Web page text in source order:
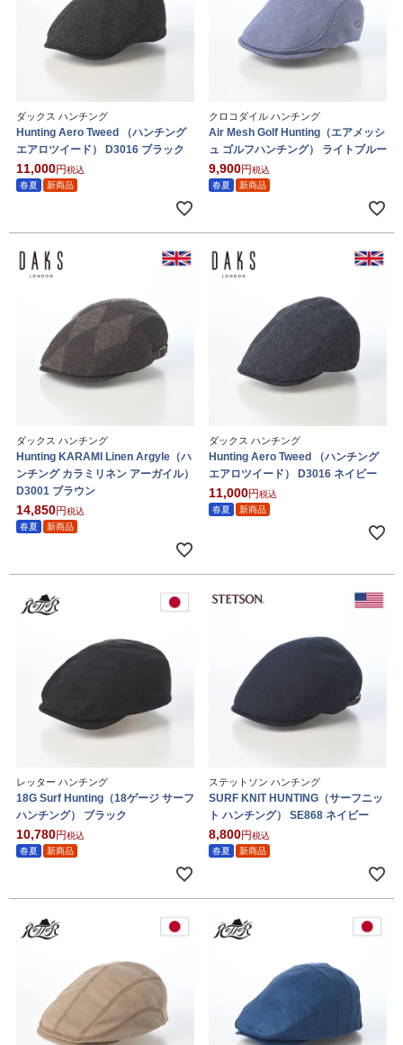
ダックス ハンチング
Hunting Aero Tweed （ハンチング
エアロツイード） D3016 ブラック
11,000
税込
春夏
新商品
クロコダイル ハンチング
Air Mesh Golf Hunting（エアメッシ
ュ ゴルフハンチング） ライトブルー
9,900
税込
春夏
新商品
ダックス ハンチング
Hunting KARAMI Linen Argyle（ハ
ンチング カラミリネン アーガイル）
D3001 ブラウン
14,850
税込
春夏
新商品
ダックス ハンチング
Hunting Aero Tweed （ハンチング
エアロツイード） D3016 ネイビー
11,000
税込
春夏
新商品
レッター ハンチング
18G Surf Hunting（18ゲージ サーフ
ハンチング） ブラック
10,780
税込
春夏
新商品
ステットソン ハンチング
SURF KNIT HUNTING（サーフニッ
ト ハンチング） SE868 ネイビー
8,800
税込
春夏
新商品